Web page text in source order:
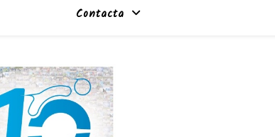
Contacta